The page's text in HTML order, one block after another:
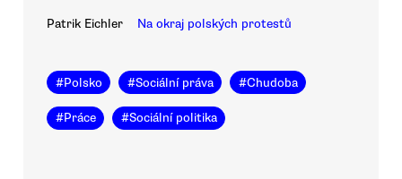
Patrik Eichler Na okraj polských protestů
#Polsko #Sociální práva #Chudoba
#Práce #Sociální politika